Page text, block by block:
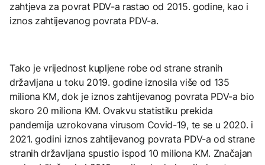
zahtjeva za povrat PDV-a rastao od 2015. godine, kao i
iznos zahtijevanog povrata PDV-a.
Tako je vrijednost kupljene robe od strane stranih
državljana u toku 2019. godine iznosila više od 135
miliona KM, dok je iznos zahtijevanog povrata PDV-a bio
skoro 20 miliona KM. Ovakvu statistiku prekida
pandemija uzrokovana virusom Covid-19, te se u 2020. i
2021. godini iznos zahtijevanog povrata PDV-a od strane
stranih državljana spustio ispod 10 miliona KM. Značajan